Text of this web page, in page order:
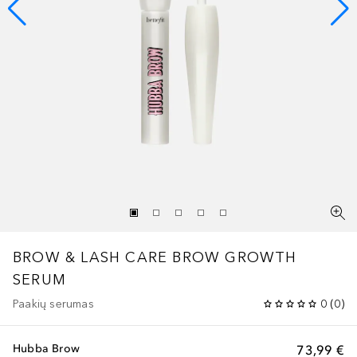
BROW & LASH CARE BROW GROWTH
SERUM
Paakių serumas 0 (0)
73,99 €
Hubba Brow